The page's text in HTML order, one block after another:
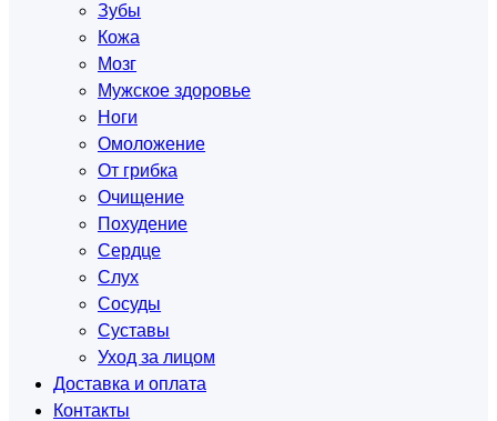
Зубы
Кожа
Мозг
Мужское здоровье
Ноги
Омоложение
От грибка
Очищение
Похудение
Сердце
Слух
Сосуды
Суставы
Уход за лицом
Доставка и оплата
Контакты